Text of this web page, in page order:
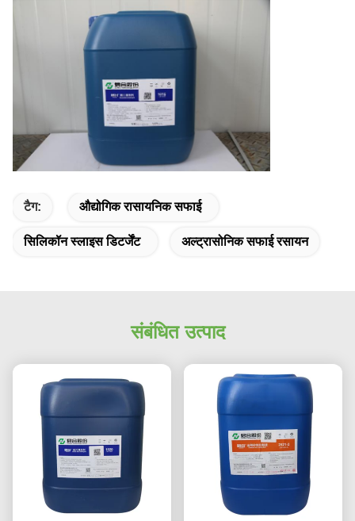
टैग: औद्योगिक रासायनिक सफाई
सिलिकॉन स्लाइस डिटर्जेंट अल्ट्रासोनिक सफाई रसायन
संबंधित उत्पाद